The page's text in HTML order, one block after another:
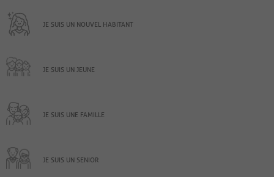
JE SUIS UN NOUVEL HABITANT
JE SUIS UN JEUNE
JE SUIS UNE FAMILLE
JE SUIS UN SENIOR